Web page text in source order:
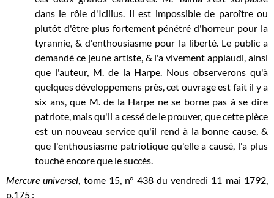
dans le rôle d'Icilius. Il est impossible de paroître ou
plutôt d'être plus fortement pénétré d'horreur pour la
tyrannie, & d'enthousiasme pour la liberté. Le public a
demandé ce jeune artiste, & l'a vivement applaudi, ainsi
que l'auteur, M. de la Harpe. Nous observerons qu'à
quelques développemens près, cet ouvrage est fait il y a
six ans, que M. de la Harpe ne se borne pas à se dire
patriote, mais qu'il a cessé de le prouver, que cette pièce
est un nouveau service qu'il rend à la bonne cause, &
que l'enthousiasme patriotique qu'elle a causé, l'a plus
touché encore que le succès.
Mercure universel, tome 15, n° 438 du vendredi 11 mai 1792,
p.175 :